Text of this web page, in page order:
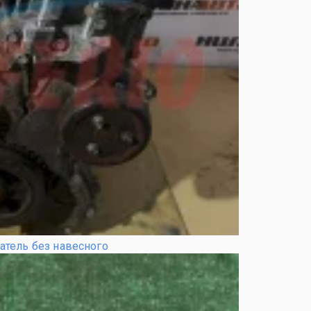
без навесного